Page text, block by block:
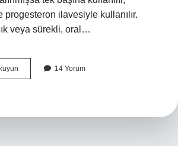
progesteron ilavesiyle kullanılır.
veya sürekli, oral…
Menopoz
14 Yorum